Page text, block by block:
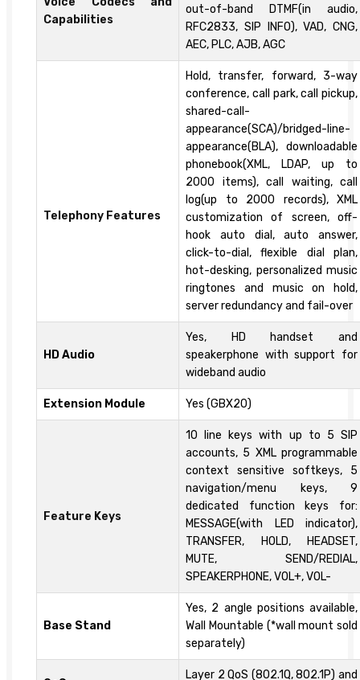
Capabilities
out-of-band DTMF(in audio,
RFC2833, SIP INFO), VAD, CNG,
AEC, PLC, AJB, AGC
Telephony Features
Hold, transfer, forward, 3-way
conference, call park, call pickup,
shared-call-
appearance(SCA)/bridged-line-
appearance(BLA), downloadable
phonebook(XML, LDAP, up to
2000 items), call waiting, call
log(up to 2000 records), XML
customization of screen, off-
hook auto dial, auto answer,
click-to-dial, flexible dial plan,
hot-desking, personalized music
ringtones and music on hold,
server redundancy and fail-over
HD Audio
Yes, HD handset and
speakerphone with support for
wideband audio
Extension Module Yes (GBX20)
Feature Keys
10 line keys with up to 5 SIP
accounts, 5 XML programmable
context sensitive softkeys, 5
navigation/menu keys, 9
dedicated function keys for:
MESSAGE(with LED indicator),
TRANSFER, HOLD, HEADSET,
MUTE, SEND/REDIAL,
SPEAKERPHONE, VOL+, VOL-
Base Stand
Yes, 2 angle positions available,
Wall Mountable (*wall mount sold
separately)
Layer 2 QoS (802.1Q, 802.1P) and